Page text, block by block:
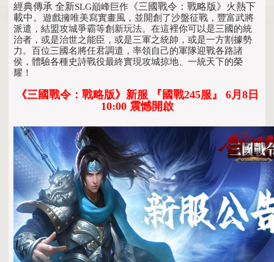
經典傳承 全新SLG巔峰巨作 《三國戰令：戰略版》火熱下
載中。遊戲擁唯美寫實畫風，並開創了沙盤征戰，豐富武將
派遣，結盟攻城爭霸等創新玩法。在這裡你可以是三國的統
治者，或是治世之能臣，或是三軍之統帥，或是一方割據勢
力。百位三國名將任君調遣，率領自己的軍隊迎戰各路諸
侯，體驗各種史詩戰役最終實現攻城掠地、一統天下的榮
耀！
《三國戰令：戰略版》新服 『國戰245服』 6月8日
10:00 震憾開啟